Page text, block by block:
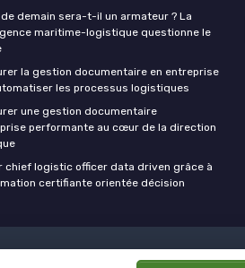
de demain sera-t-il un armateur ? La
maritime-logistique questionne le
la gestion documentaire en entreprise
les processus logistiques
une gestion documentaire
performante au cœur de la direction
chief logistic officer data driven grâce à
certifiante orientée décision